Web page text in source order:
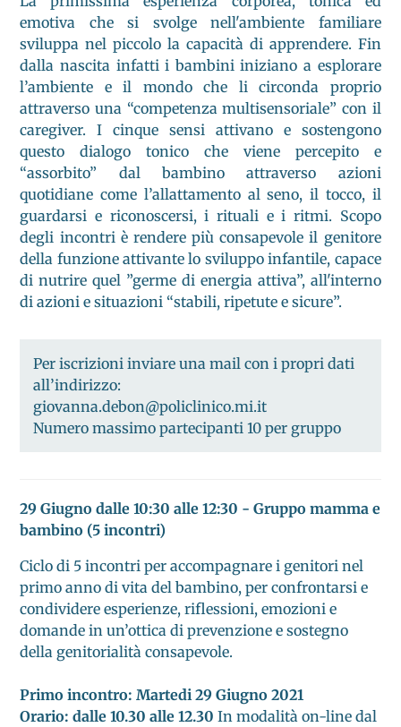
emotiva che si svolge nell'ambiente familiare
sviluppa nel piccolo la capacità di apprendere. Fin
dalla nascita infatti i bambini iniziano a esplorare
l’ambiente e il mondo che li circonda proprio
attraverso una “competenza multisensoriale” con il
caregiver. I cinque sensi attivano e sostengono
questo dialogo tonico che viene percepito e
“assorbito” dal bambino attraverso azioni
quotidiane come l’allattamento al seno, il tocco, il
guardarsi e riconoscersi, i rituali e i ritmi. Scopo
degli incontri è rendere più consapevole il genitore
della funzione attivante lo sviluppo infantile, capace
di nutrire quel ”germe di energia attiva”, all'interno
di azioni e situazioni “stabili, ripetute e sicure”.
Per iscrizioni inviare una mail con i propri dati
all’indirizzo:
giovanna.debon@policlinico.mi.it
Numero massimo partecipanti 10 per gruppo
29 Giugno dalle 10:30 alle 12:30 - Gruppo mamma e
bambino (5 incontri)
Ciclo di 5 incontri per accompagnare i genitori nel
primo anno di vita del bambino, per confrontarsi e
condividere esperienze, riflessioni, emozioni e
domande in un’ottica di prevenzione e sostegno
della genitorialità consapevole.
Primo incontro: Martedi 29 Giugno 2021
Orario: dalle 10.30 alle 12.30 In modalità on-line dal